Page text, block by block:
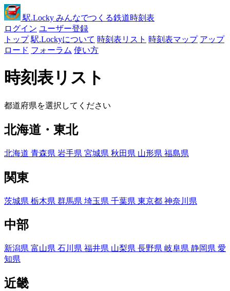
駅.Locky みんなでつくる鉄道時刻表
ログイン ユーザー登録
トップ 駅.Lockyについて 時刻表リスト 時刻表マップ アップ
ロード フォーラム 使い方
時刻表リスト
都道府県を選択してください
北海道・東北
北海道 青森県 岩手県 宮城県 秋田県 山形県 福島県
関東
茨城県 栃木県 群馬県 埼玉県 千葉県 東京都 神奈川県
中部
新潟県 富山県 石川県 福井県 山梨県 長野県 岐阜県 静岡県 愛
知県
近畿